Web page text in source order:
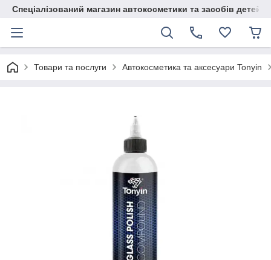
Спеціалізований магазин автокосметики та засобів
Товари та послуги Автокосметика та аксесуари Tonyin